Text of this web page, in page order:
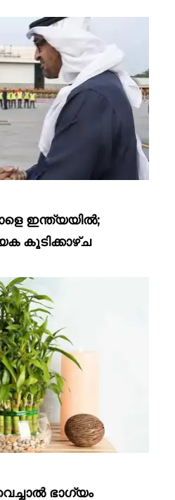
ഇന്ത്യയിൽ;
കൂടിക്കാഴ്ച
ഭാഗ്യം